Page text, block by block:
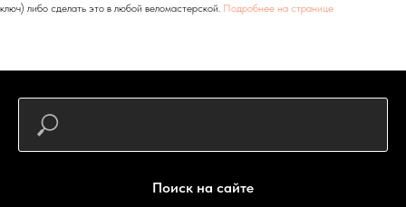
ключ) либо сделать это в любой веломастерской. Подробнее на странице
Поиск на сайте